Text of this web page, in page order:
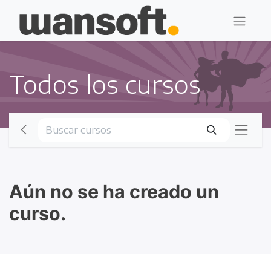
Todos los cursos
Aún no se ha creado un
curso.